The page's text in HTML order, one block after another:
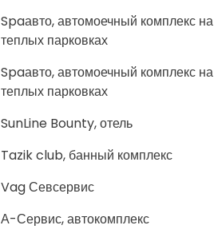
Spaавто, автомоечный комплекс на
теплых парковках
Spaавто, автомоечный комплекс на
теплых парковках
SunLine Bounty, отель
Tazik club, банный комплекс
Vag Севсервис
А-Сервис, автокомплекс